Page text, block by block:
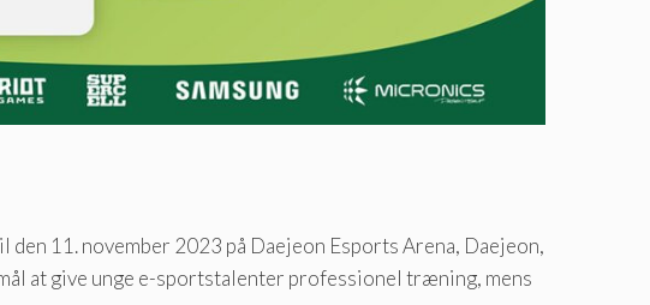
den 11. november 2023 på Daejeon Esports Arena, Daejeon,
at give unge e-sportstalenter professionel træning, mens